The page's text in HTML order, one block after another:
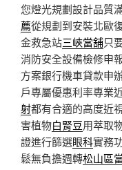
您燈光規劃設計品質
薦從規劃到安裝北歐
金救急站三峽當舖只
消防安全設備檢修申
方案銀行機車貸款申
戶專屬優惠利率專業
射都有合適的高度近
害植物白腎豆用萃取
證進行篩選眼科實務
鬆無負擔週轉松山區